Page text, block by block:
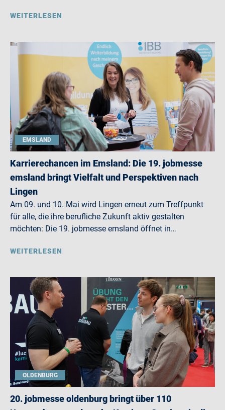
WEITERLESEN
EMSLAND
Karrierechancen im Emsland: Die 19. jobmesse
emsland bringt Vielfalt und Perspektiven nach
Lingen
Am 09. und 10. Mai wird Lingen erneut zum Treffpunkt
für alle, die ihre berufliche Zukunft aktiv gestalten
möchten: Die 19. jobmesse emsland öffnet in…
WEITERLESEN
OLDENBURG
20. jobmesse oldenburg bringt über 110